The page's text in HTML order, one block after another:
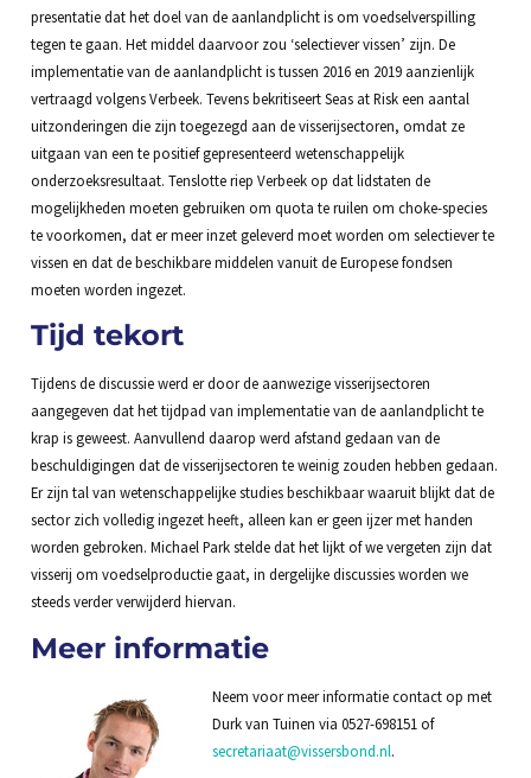
presentatie dat het doel van de aanlandplicht is om voedselverspilling
tegen te gaan. Het middel daarvoor zou ‘selectiever vissen’ zijn. De
implementatie van de aanlandplicht is tussen 2016 en 2019 aanzienlijk
vertraagd volgens Verbeek. Tevens bekritiseert Seas at Risk een aantal
uitzonderingen die zijn toegezegd aan de visserijsectoren, omdat ze
uitgaan van een te positief gepresenteerd wetenschappelijk
onderzoeksresultaat. Tenslotte riep Verbeek op dat lidstaten de
mogelijkheden moeten gebruiken om quota te ruilen om choke-species
te voorkomen, dat er meer inzet geleverd moet worden om selectiever te
vissen en dat de beschikbare middelen vanuit de Europese fondsen
moeten worden ingezet.
Tijd tekort
Tijdens de discussie werd er door de aanwezige visserijsectoren
aangegeven dat het tijdpad van implementatie van de aanlandplicht te
krap is geweest. Aanvullend daarop werd afstand gedaan van de
beschuldigingen dat de visserijsectoren te weinig zouden hebben gedaan.
Er zijn tal van wetenschappelijke studies beschikbaar waaruit blijkt dat de
sector zich volledig ingezet heeft, alleen kan er geen ijzer met handen
worden gebroken. Michael Park stelde dat het lijkt of we vergeten zijn dat
visserij om voedselproductie gaat, in dergelijke discussies worden we
steeds verder verwijderd hiervan.
Meer informatie
Neem voor meer informatie contact op met
Durk van Tuinen via 0527-698151 of
secretariaat@vissersbond.nl.